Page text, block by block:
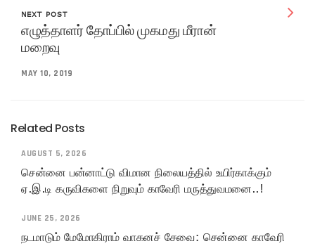
NEXT POST
எழுத்தாளர் தோப்பில் முகமது மீரான்
மறைவு
MAY 10, 2019
Related Posts
AUGUST 5, 2026
சென்னை பன்னாட்டு விமான நிலையத்தில் உயிர்காக்கும்
ஏ.இ.டி கருவிகளை நிறுவும் காவேரி மருத்துவமனை..!
JUNE 25, 2026
நடமாடும் மேமோகிராம் வாகனச் சேவை: சென்னை காவேரி